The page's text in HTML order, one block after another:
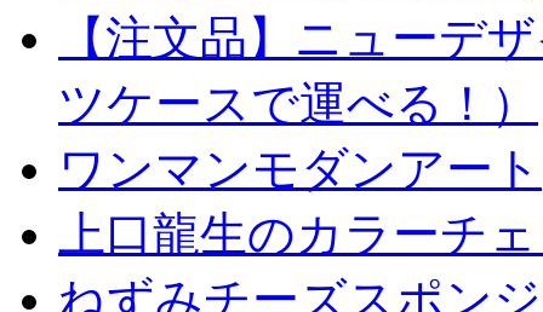
【注文品】ニューデ
ツケースで運べる！）
ワンマンモダンアート
上口龍生のカラーチ
ねずみチーズスポンジ